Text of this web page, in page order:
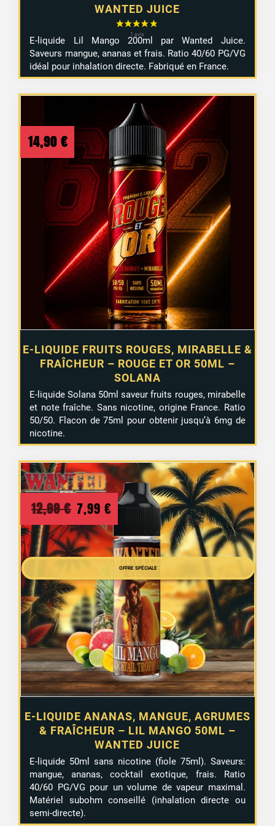
WANTED JUICE
1 avis
E-liquide Lil Mango 200ml par Wanted Juice.
Saveurs mangue, ananas et frais. Ratio 40/60 PG/VG
idéal pour inhalation directe. Fabriqué en France.
E-LIQUIDE FRUITS ROUGES, MIRABELLE &
FRAÎCHEUR – ROUGE ET OR 50ML –
SOLANA
14,90 €
E-liquide Solana 50ml saveur fruits rouges, mirabelle
et note fraîche. Sans nicotine, origine France. Ratio
50/50. Flacon de 75ml pour obtenir jusqu’à 6mg de
nicotine.
OFFRE SPÉCIALE
E-LIQUIDE ANANAS, MANGUE, AGRUMES
& FRAÎCHEUR – LIL MANGO 50ML –
WANTED JUICE
12,99€ Le
prix
initial
12,99 €.
7,99 € Le
prix
actuel
est :
7,99 €.
E-liquide 50ml sans nicotine (fiole 75ml). Saveurs:
mangue, ananas, cocktail exotique, frais. Ratio
40/60 PG/VG pour un volume de vapeur maximal.
Matériel subohm conseillé (inhalation directe ou
semi-directe).